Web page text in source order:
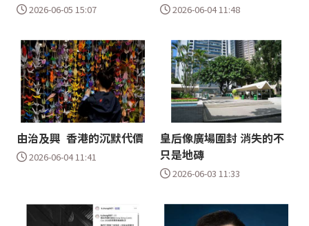
2026-06-05 15:07 2026-06-04 11:48
由治及興 香港的沉默代價
2026-06-04 11:41
皇后像廣場圍封 消失的不
只是地磚
2026-06-03 11:33